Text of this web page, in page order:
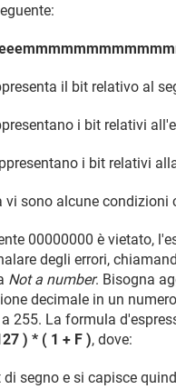
il bit relativo al
i bit relativi
i bit relativi
vi sono alcune condizioni
00000000 è vietato,
degli errori,
Not a number. Bisogna
decimale in un
255. La formula
) * ( 1 + F ), dove:
di segno e si capisce